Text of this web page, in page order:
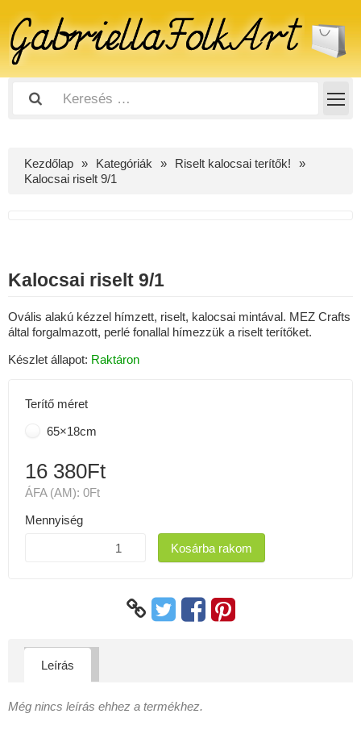
Kezdőlap Kategóriák
Riselt kalocsai terítők!
Kalocsai riselt 9/1
Kalocsai riselt 9/1
Ovális alakú kézzel hímzett, riselt, kalocsai mintával. MEZ Crafts
által forgalmazott, perlé fonallal hímezzük a riselt terítőket.
Készlet állapot: Raktáron
Terítő méret
65×18cm
16 380Ft
ÁFA (AM): 0Ft
Mennyiség
Kosárba rakom
Leírás
Még nincs leírás ehhez a termékhez.